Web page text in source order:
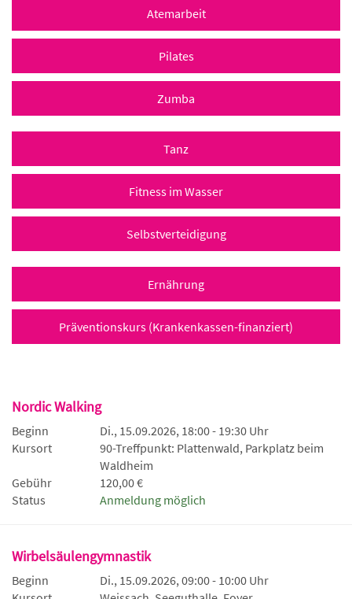
Atemarbeit
Pilates
Zumba
Tanz
Fitness im Wasser
Selbstverteidigung
Ernährung
Präventionskurs (Krankenkassen-finanziert)
Nordic Walking
Beginn
Di., 15.09.2026, 18:00 - 19:30 Uhr
Kursort
90-Treffpunkt: Plattenwald, Parkplatz beim
Waldheim
Gebühr
120,00 €
Status
Anmeldung möglich
Wirbelsäulengymnastik
Beginn
Di., 15.09.2026, 09:00 - 10:00 Uhr